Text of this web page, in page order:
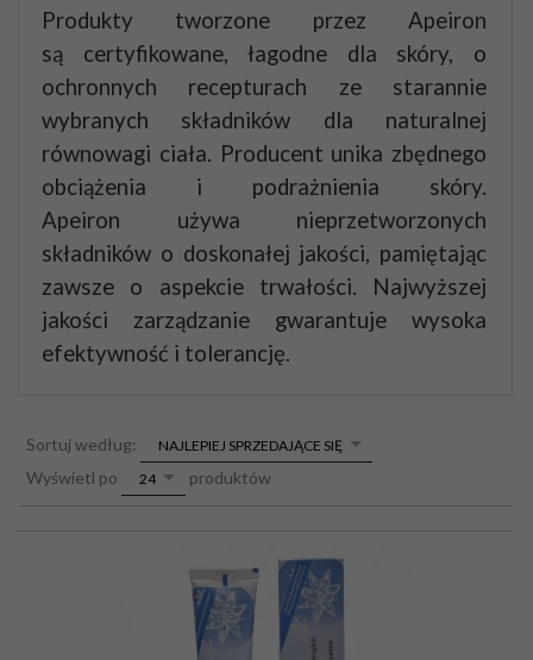
Produkty tworzone przez Apeiron
są certyfikowane, łagodne dla skóry, o
ochronnych recepturach ze starannie
wybranych składników dla naturalnej
równowagi ciała. Producent unika zbędnego
obciążenia i podrażnienia skóry.
Apeiron używa nieprzetworzonych
składników o doskonałej jakości, pamiętając
zawsze o aspekcie trwałości. Najwyższej
jakości zarządzanie gwarantuje wysoka
efektywność i tolerancję.
Sortuj według: sortNAJLEPIEJ SPRZEDAJĄCE SIĘ
Wyświetl po pop24 produktów